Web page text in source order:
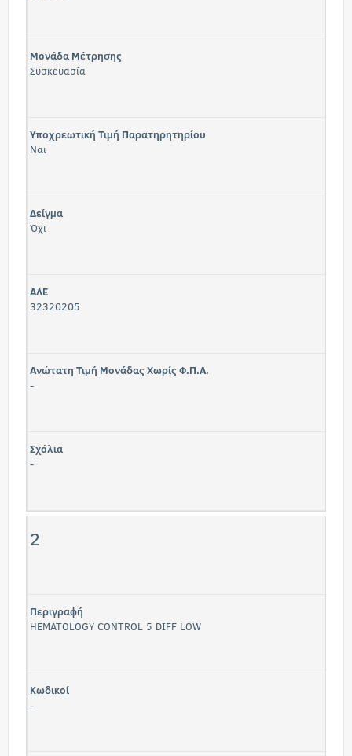
Μονάδα Μέτρησης
Συσκευασία
Υποχρεωτική Τιμή Παρατηρητηρίου
Ναι
Δείγμα
Όχι
ΑΛΕ
32320205
Ανώτατη Τιμή Μονάδας Χωρίς Φ.Π.Α.
-
Σχόλια
-
2
Περιγραφή
HEMATOLOGY CONTROL 5 DIFF LOW
Κωδικοί
-